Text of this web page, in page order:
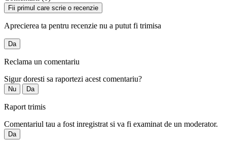
Fii primul care scrie o recenzie
Aprecierea ta pentru recenzie nu a putut fi trimisa
Da
Reclama un comentariu
Sigur doresti sa raportezi acest comentariu?
Nu Da
Raport trimis
Comentariul tau a fost inregistrat si va fi examinat de un moderator.
Da